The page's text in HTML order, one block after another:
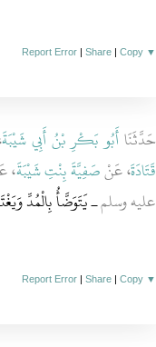
Report Error |Share |Copy ▼
حَدَّثَنَاأَبُو بَكْرِ بْنُ أَبِي شَيْبَةَ
قَتَادَةَ، عَنْصَفِيَّةَ بِنْتِ شَيْبَةَ،
عليه وسلمـ يَتَوَضَّأُ بِالْمُدِّ
Report Error |Share |Copy ▼